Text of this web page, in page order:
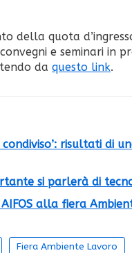
della quota
e seminari in
da questo link.
risultati di
si parlerà di
alla fiera
Fiera Ambiente Lavoro